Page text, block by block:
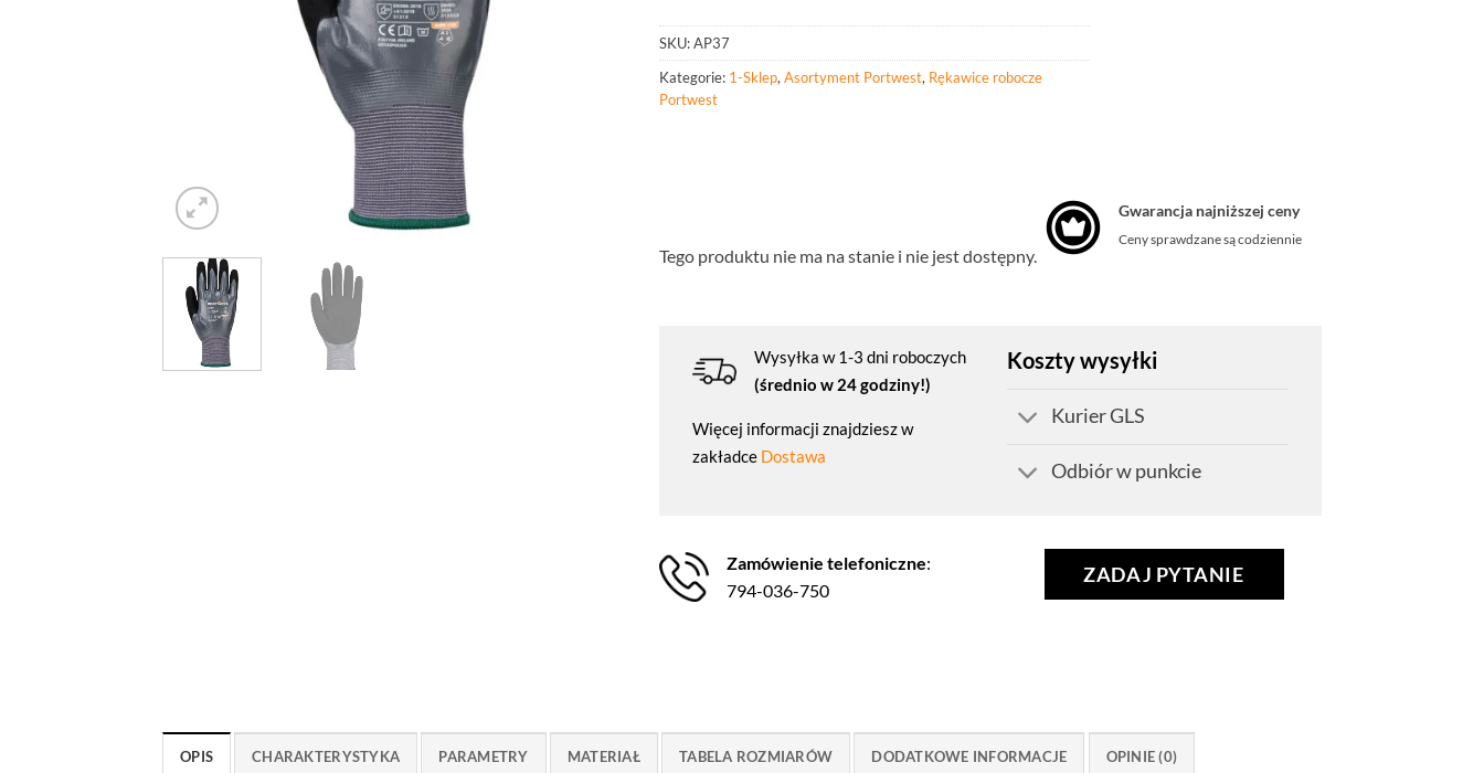
SKU:AP37
Kategorie: 1-Sklep, Asortyment Portwest, Rękawice robocze
Portwest
Tego produktu nie ma na stanie i nie jest dostępny.
Gwarancja najniższej ceny
Ceny sprawdzane są codziennie
Wysyłka w 1-3 dni roboczych
(średnio w 24 godziny!)
Więcej informacji znajdziesz w
zakładce Dostawa
Koszty wysyłki
Kurier GLS
Odbiór w punkcie
Zamówienie telefoniczne:
794-036-750
ZADAJ PYTANIE
OPIS CHARAKTERYSTYKA PARAMETRY MATERIAŁ TABELA ROZMIARÓW DODATKOWE INFORMACJE OPINIE (0)